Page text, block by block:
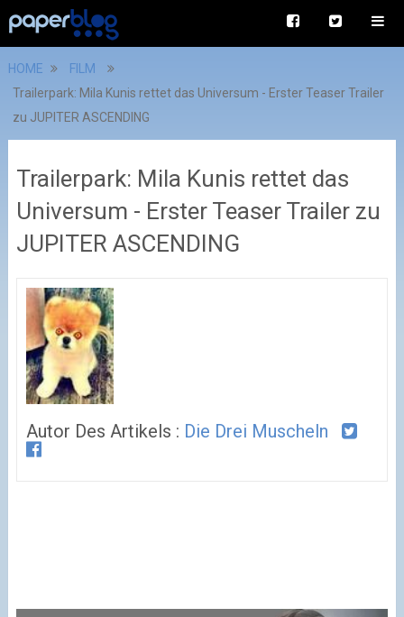
HOME
FILM
Trailerpark: Mila Kunis rettet das Universum - Erster Teaser Trailer
zu JUPITER ASCENDING
Trailerpark: Mila Kunis rettet das
Universum - Erster Teaser Trailer zu
JUPITER ASCENDING
Autor Des Artikels : Die Drei Muscheln